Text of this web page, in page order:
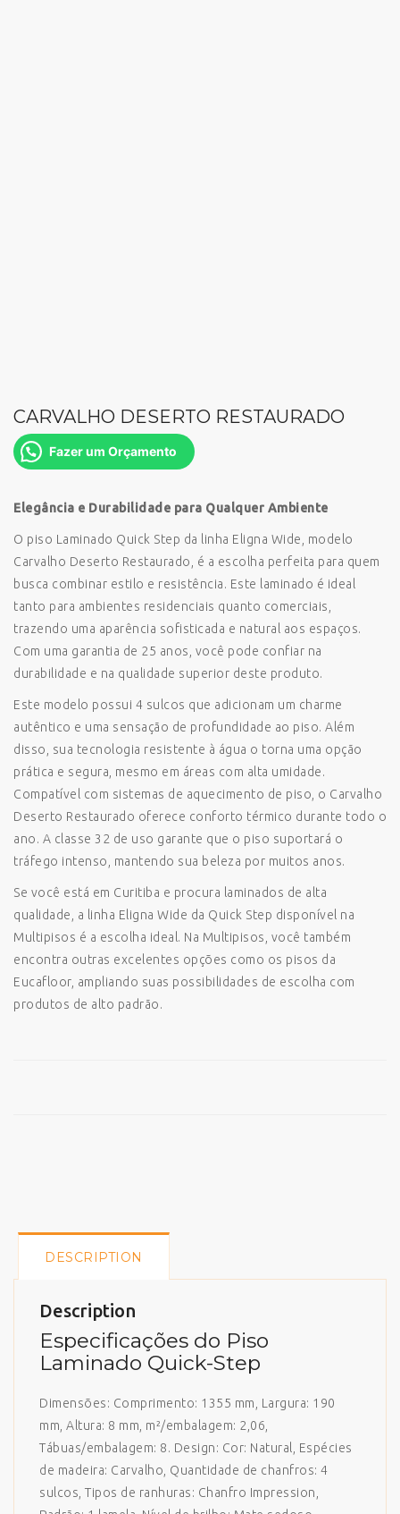
CARVALHO DESERTO RESTAURADO
Fazer um Orçamento
Elegância e Durabilidade para Qualquer Ambiente
O piso Laminado Quick Step da linha Eligna Wide, modelo
Carvalho Deserto Restaurado, é a escolha perfeita para quem
busca combinar estilo e resistência. Este laminado é ideal
tanto para ambientes residenciais quanto comerciais,
trazendo uma aparência sofisticada e natural aos espaços.
Com uma garantia de 25 anos, você pode confiar na
durabilidade e na qualidade superior deste produto.
Este modelo possui 4 sulcos que adicionam um charme
autêntico e uma sensação de profundidade ao piso. Além
disso, sua tecnologia resistente à água o torna uma opção
prática e segura, mesmo em áreas com alta umidade.
Compatível com sistemas de aquecimento de piso, o Carvalho
Deserto Restaurado oferece conforto térmico durante todo o
ano. A classe 32 de uso garante que o piso suportará o
tráfego intenso, mantendo sua beleza por muitos anos.
Se você está em Curitiba e procura laminados de alta
qualidade, a linha Eligna Wide da Quick Step disponível na
Multipisos é a escolha ideal. Na Multipisos, você também
encontra outras excelentes opções como os pisos da
Eucafloor, ampliando suas possibilidades de escolha com
produtos de alto padrão.
DESCRIPTION
Description
Especificações do Piso
Laminado Quick-Step
Dimensões: Comprimento: 1355 mm, Largura: 190
mm, Altura: 8 mm, m²/embalagem: 2,06,
Tábuas/embalagem: 8. Design: Cor: Natural, Espécies
de madeira: Carvalho, Quantidade de chanfros: 4
sulcos, Tipos de ranhuras: Chanfro Impression,